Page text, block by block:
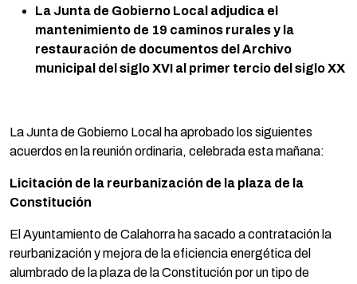
La Junta de Gobierno Local adjudica el
mantenimiento de 19 caminos rurales y la
restauración de documentos del Archivo
municipal del siglo XVI al primer tercio del siglo XX
La Junta de Gobierno Local ha aprobado los siguientes
acuerdos en la reunión ordinaria, celebrada esta mañana:
Licitación de la reurbanización de la plaza de la
Constitución
El Ayuntamiento de Calahorra ha sacado a contratación la
reurbanización y mejora de la eficiencia energética del
alumbrado de la plaza de la Constitución por un tipo de